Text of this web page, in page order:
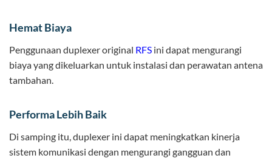
Hemat Biaya
Penggunaan duplexer original RFS ini dapat mengurangi
biaya yang dikeluarkan untuk instalasi dan perawatan antena
tambahan.
Performa Lebih Baik
Di samping itu, duplexer ini dapat meningkatkan kinerja
sistem komunikasi dengan mengurangi gangguan dan